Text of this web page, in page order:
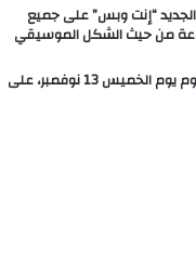
“إنت وبس” على جميع
والذي يضم 13 أغنية متنوعة من حيث الشكل الموسيقي
من المقرر أن يتم طرح أول خمس أغاني من الألبوم يوم الخميس 13 نوفمبر، على